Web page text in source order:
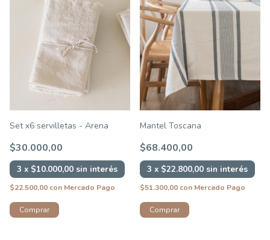
Set x6 servilletas - Arena
$30.000,00
3 x $10.000,00 sin interés
$22.500,00 con Mercado Pago
Mantel Toscana
$68.400,00
3 x $22.800,00 sin interés
$51.300,00 con Mercado Pago
Comprar